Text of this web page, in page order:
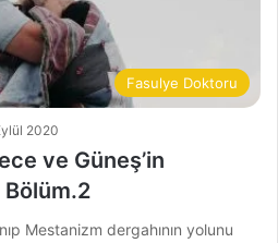
Fasulye Doktoru
2020
ve Güneş’in
Mestanizm dergahının yolunu